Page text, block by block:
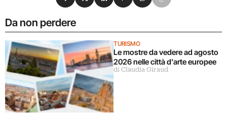
Da non perdere
TURISMO
Le mostre da vedere ad agosto
2026 nelle città d’arte europee
di Claudia Giraud